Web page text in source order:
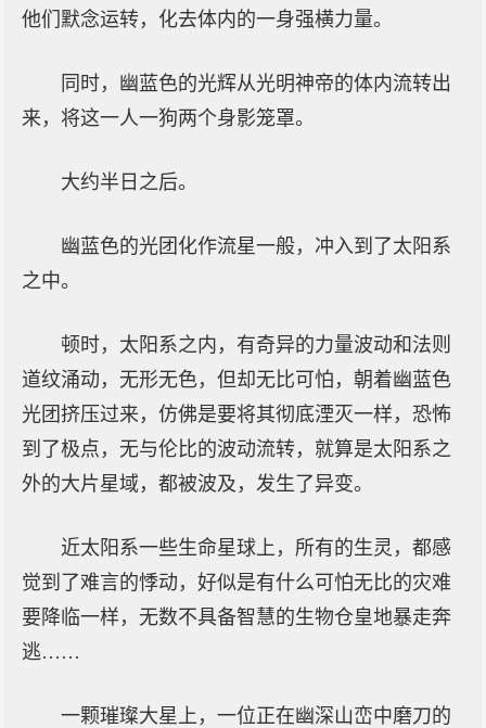
他们默念运转，化去体内的一身强横力量。
同时，幽蓝色的光辉从光明神帝的体内流转出
来，将这一人一狗两个身影笼罩。
大约半日之后。
幽蓝色的光团化作流星一般，冲入到了太阳系
之中。
顿时，太阳系之内，有奇异的力量波动和法则
道纹涌动，无形无色，但却无比可怕，朝着幽蓝色
光团挤压过来，仿佛是要将其彻底湮灭一样，恐怖
到了极点，无与伦比的波动流转，就算是太阳系之
外的大片星域，都被波及，发生了异变。
近太阳系一些生命星球上，所有的生灵，都感
觉到了难言的悸动，好似是有什么可怕无比的灾难
要降临一样，无数不具备智慧的生物仓皇地暴走奔
逃……
一颗璀璨大星上，一位正在幽深山峦中磨刀的